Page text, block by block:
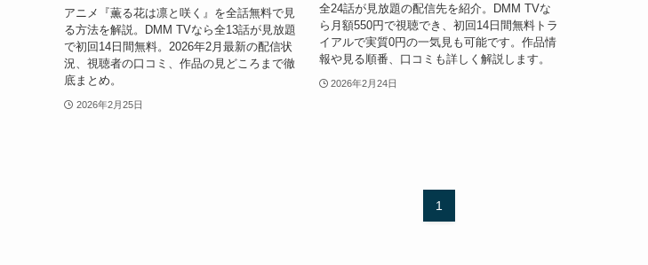
アニメ『薫る花は凛と咲く』を全話無料で見
る方法を解説。DMM TVなら全13話が見放題
で初回14日間無料。2026年2月最新の配信状
況、視聴者の口コミ、作品の見どころまで徹
底まとめ。
2026年2月25日
全24話が見放題の配信先を紹介。DMM TVな
ら月額550円で視聴でき、初回14日間無料トラ
イアルで実質0円の一気見も可能です。作品情
報や見る順番、口コミも詳しく解説します。
2026年2月24日
1